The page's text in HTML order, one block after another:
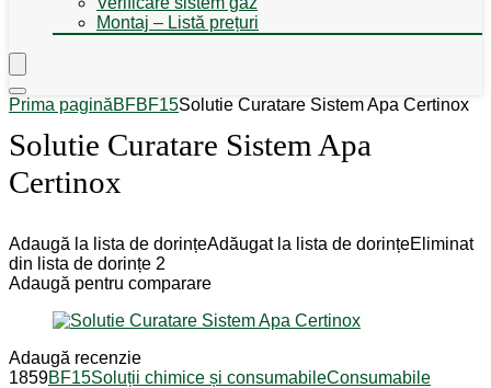
Montaj – Listă prețuri
Prima paginăBFBF15Solutie Curatare Sistem Apa Certinox
Solutie Curatare Sistem Apa
Certinox
Adaugă la lista de dorințeAdăugat la lista de dorințeEliminat
din lista de dorințe 2
Adaugă pentru comparare
Adaugă recenzie
1859BF15Soluții chimice și consumabileConsumabile